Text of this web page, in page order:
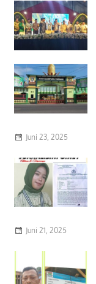
Juni 23, 2025
Juni 21, 2025